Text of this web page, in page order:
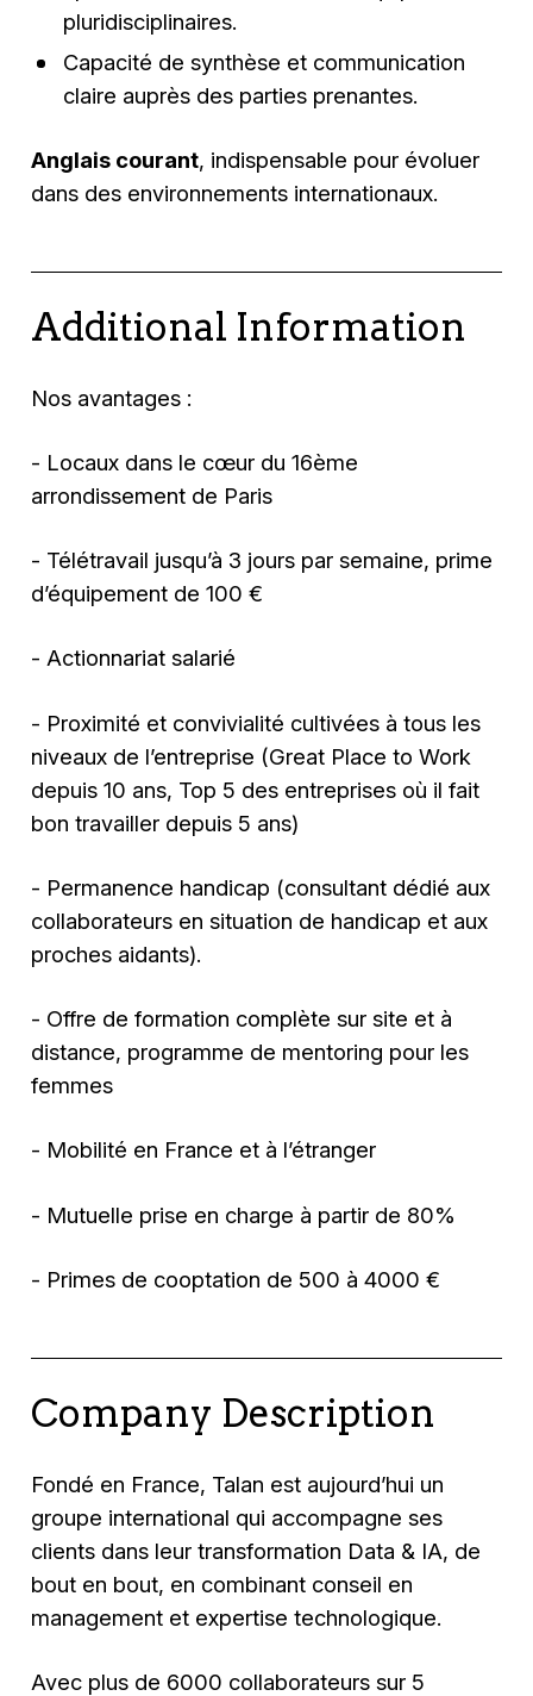
pluridisciplinaires.
Capacité de synthèse et communication
claire auprès des parties prenantes.
Anglais courant, indispensable pour évoluer
dans des environnements internationaux.
Additional Information
Nos avantages :
- Locaux dans le cœur du 16ème
arrondissement de Paris
- Télétravail jusqu’à 3 jours par semaine, prime
d’équipement de 100 €
- Actionnariat salarié
- Proximité et convivialité cultivées à tous les
niveaux de l’entreprise (Great Place to Work
depuis 10 ans, Top 5 des entreprises où il fait
bon travailler depuis 5 ans)
- Permanence handicap (consultant dédié aux
collaborateurs en situation de handicap et aux
proches aidants).
- Offre de formation complète sur site et à
distance, programme de mentoring pour les
femmes
- Mobilité en France et à l’étranger
- Mutuelle prise en charge à partir de 80%
- Primes de cooptation de 500 à 4000 €
Company Description
Fondé en France, Talan est aujourd’hui un
groupe international qui accompagne ses
clients dans leur transformation Data & IA, de
bout en bout, en combinant conseil en
management et expertise technologique.
Avec plus de 6000 collaborateurs sur 5